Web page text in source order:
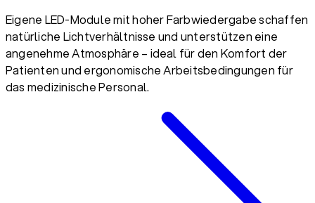
Eigene LED-Module mit hoher Farbwiedergabe schaffen
natürliche Lichtverhältnisse und unterstützen eine
angenehme Atmosphäre – ideal für den Komfort der
Patienten und ergonomische Arbeitsbedingungen für
das medizinische Personal.